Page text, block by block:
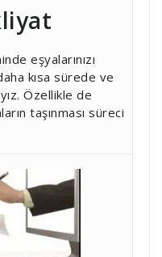
eşyalarınızı
kısa sürede ve
Özellikle de
taşınması süreci